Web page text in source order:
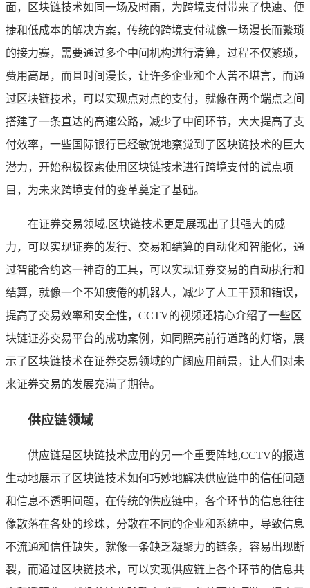
面，区块链技术如同一场及时雨，为跨境支付带来了快速、便
捷和低成本的解决方案，传统的跨境支付就像一场漫长而繁琐
的接力赛，需要通过多个中间机构进行清算，过程不仅繁琐，
费用高昂，而且时间漫长，让许多企业和个人苦不堪言，而通
过区块链技术，可以实现点对点的支付，就像在两个端点之间
搭建了一条直达的高速公路，减少了中间环节，大大提高了支
付效率，一些国际银行已经敏锐地察觉到了区块链技术的巨大
潜力，开始积极探索使用区块链技术进行跨境支付的试点项
目，为未来跨境支付的变革奠定了基础。
在证券交易领域,区块链技术更是展现出了其强大的威
力，可以实现证券的发行、交易和结算的自动化和智能化，通
过智能合约这一神奇的工具，可以实现证券交易的自动执行和
结算，就像一个不知疲倦的机器人，减少了人工干预和错误，
提高了交易效率和安全性，CCTV的视频还精心介绍了一些区
块链证券交易平台的成功案例，如同照亮前行道路的灯塔，展
示了区块链技术在证券交易领域的广阔应用前景，让人们对未
来证券交易的发展充满了期待。
供应链领域
供应链是区块链技术应用的另一个重要阵地,CCTV的报道
生动地展示了区块链技术如何巧妙地解决供应链中的信任问题
和信息不透明问题，在传统的供应链中，各个环节的信息往往
像散落在各处的珍珠，分散在不同的企业和系统中，导致信息
不流通和信任缺失，就像一条缺乏凝聚力的链条，容易出现断
裂，而通过区块链技术，可以实现供应链上各个环节的信息共